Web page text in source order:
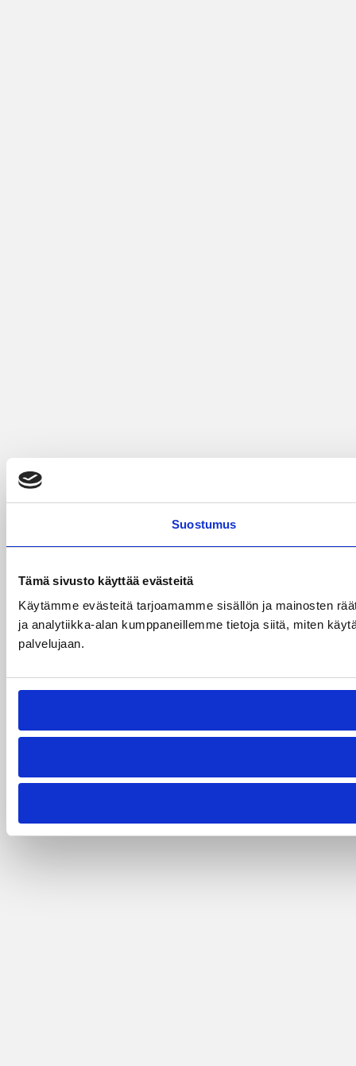
Suostumus
Tämä sivusto käyttää evästeitä
Käytämme evästeitä tarjoamamme sisällön ja mainosten
ja analytiikka-alan kumppaneillemme tietoja siitä, miten
palvelujaan.